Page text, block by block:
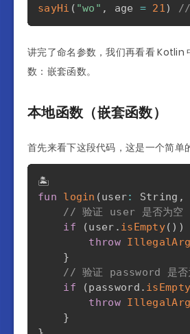
sayHi ( "wo" , age = 21) //
讲完了命名参数，我们再看看 Kotlin
数：嵌套函数。
本地函数（嵌套函数）
首先来看下这段代码，这是一个简单
fun
login (user: String ,
// 验证 user 是否为空
if
(user . isEmpty( ) )
throw
}
// 验证 password 是否
if
(password . isEmpty
throw
}